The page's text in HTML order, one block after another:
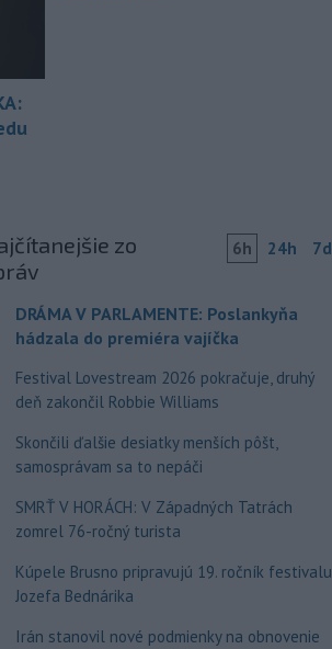
zo
6h 24h 7d
DRÁMA V PARLAMENTE: Poslankyňa
hádzala do premiéra vajíčka
Festival Lovestream 2026 pokračuje, druhý
deň zakončil Robbie Williams
Skončili ďalšie desiatky menších pôšt,
samosprávam sa to nepáči
SMRŤ V HORÁCH: V Západných Tatrách
zomrel 76-ročný turista
Kúpele Brusno pripravujú 19. ročník festivalu
Jozefa Bednárika
Irán stanovil nové podmienky na obnovenie